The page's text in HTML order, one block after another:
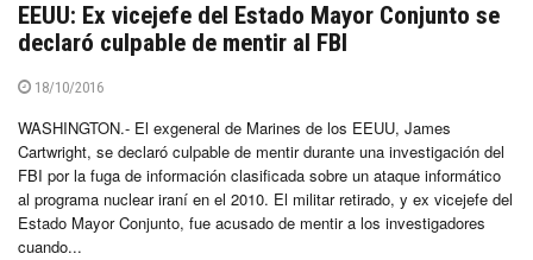
EEUU: Ex vicejefe del Estado Mayor Conjunto se
declaró culpable de mentir al FBI
18/10/2016
WASHINGTON.- El exgeneral de Marines de los EEUU, James
Cartwright, se declaró culpable de mentir durante una investigación del
FBI por la fuga de información clasificada sobre un ataque informático
al programa nuclear iraní en el 2010. El militar retirado, y ex vicejefe del
Estado Mayor Conjunto, fue acusado de mentir a los investigadores
cuando...